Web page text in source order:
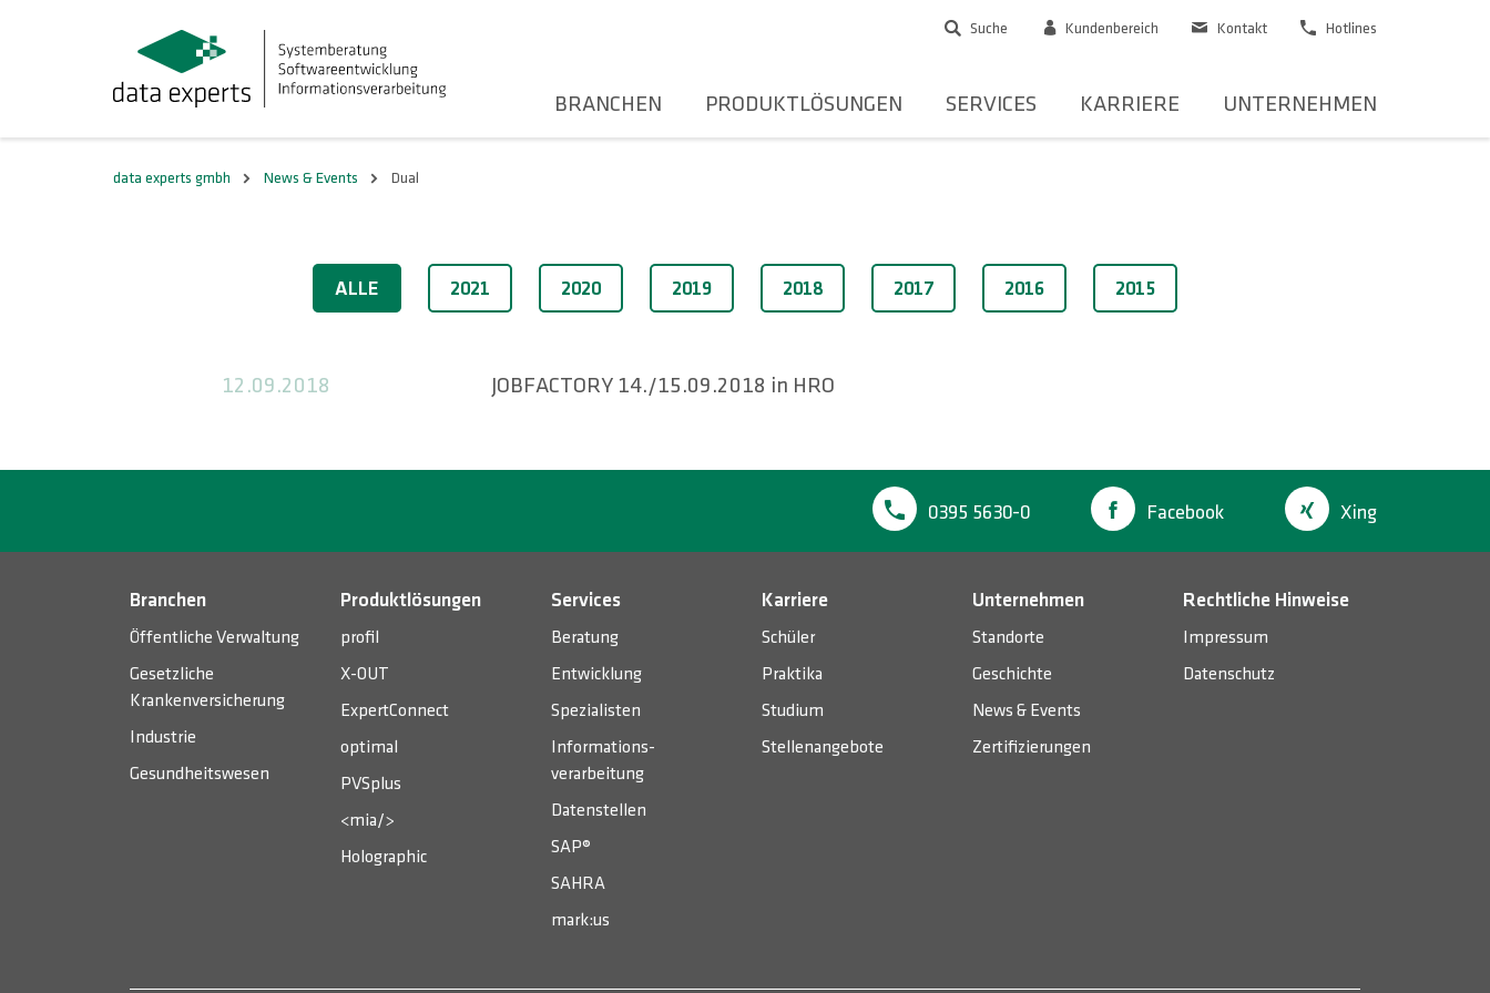
BRANCHEN PRODUKTLÖSUNGEN SERVICES KARRIERE UNTERNEHMEN
Kundenbereich Kontakt Hotlines
Suche
data experts gmbh News & Events Dual
ALLE 2021 2020 2019 2018 2017 2016 2015
12.09.2018 JOBFACTORY 14./15.09.2018 in HRO
0395 5630-0 Facebook Xing
Branchen
Öffentliche Verwaltung
Gesetzliche
Krankenversicherung
Industrie
Gesundheitswesen
Produktlösungen
profil
X-OUT
ExpertConnect
optimal
PVSplus
<mia/>
Holographic
Services
Beratung
Entwicklung
Spezialisten
Informations­
verarbeitung
Datenstellen
SAP®
SAHRA
mark:us
Karriere
Schüler
Praktika
Studium
Stellenangebote
Unternehmen
Standorte
Geschichte
News & Events
Zertifizierungen
Rechtliche Hinweise
Impressum
Datenschutz